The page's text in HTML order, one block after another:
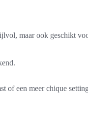
maar ook geschikt
of een meer chique